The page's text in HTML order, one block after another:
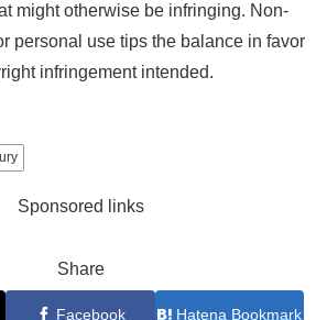
might otherwise be infringing. Non-
personal use tips the balance in favor
infringement intended.
Sponsored links
Share
Facebook Hatena Bookmark